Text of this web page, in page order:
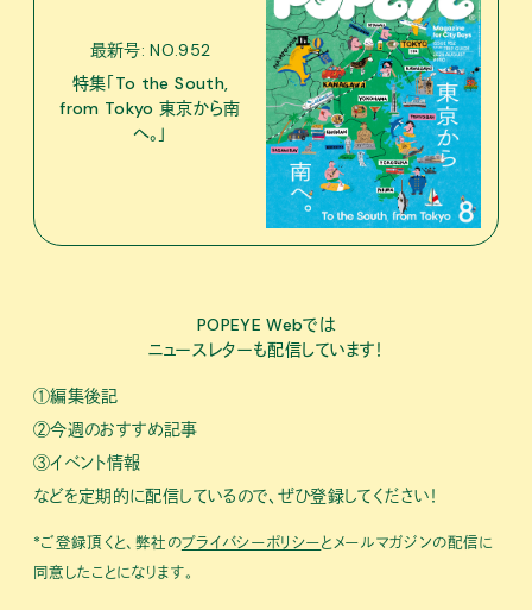
最新号: NO.952
特集「To the South,
from Tokyo 東京から南
へ。」
POPEYE Webでは
ニュースレターも配信しています！
①編集後記
②今週のおすすめ記事
③イベント情報
などを定期的に配信しているので、ぜひ登録してください！
*ご登録頂くと、弊社のプライバシーポリシーとメールマガジンの配信に
同意したことになります。